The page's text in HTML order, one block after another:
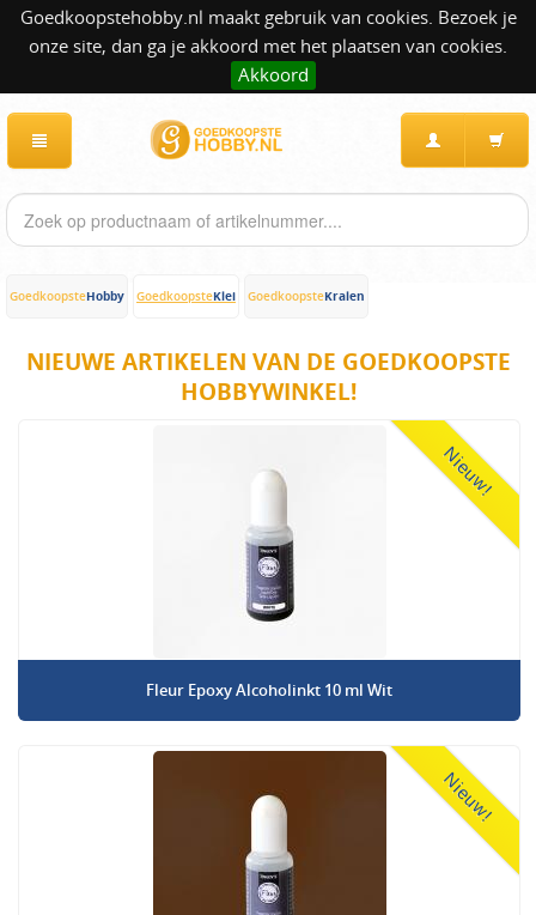
Goedkoopstehobby.nl maakt gebruik van cookies. Bezoek je
onze site, dan ga je akkoord met het plaatsen van cookies.
Akkoord
GoedkoopsteHobby GoedkoopsteKlei GoedkoopsteKralen
NIEUWE ARTIKELEN VAN DE GOEDKOOPSTE
HOBBYWINKEL!
Nieuw!
Fleur Epoxy Alcoholinkt 10 ml Wit
Nieuw!